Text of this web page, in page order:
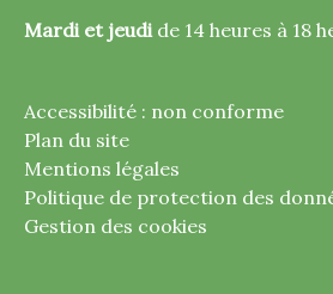
Mardi et jeudi de 14 heures à 18
Accessibilité : non conforme
Plan du site
Mentions légales
Politique de protection des
Gestion des cookies